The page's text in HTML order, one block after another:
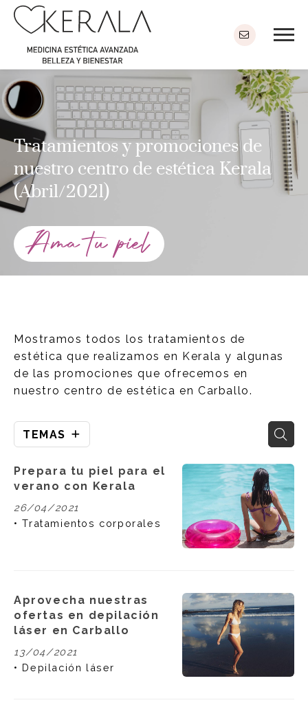
Tratamientos y promociones de
nuestro centro de estética Kerala
(Abril/2021)
Ama tu piel
Mostramos todos los tratamientos de
estética que realizamos en Kerala y algunas
de las promociones que ofrecemos en
nuestro centro de estética en Carballo.
TEMAS
Prepara tu piel para el
verano con Kerala
26/04/2021
Tratamientos corporales
Aprovecha nuestras
ofertas en depilación
láser en Carballo
13/04/2021
Depilación láser